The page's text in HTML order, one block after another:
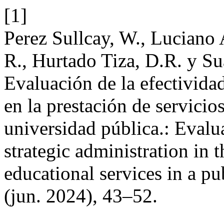
[1]
Perez Sullcay, W.,
R., Hurtado Tiza, D.R. y
Evaluación de la
en la prestación de
universidad pública.:
strategic administration in
educational services in a
(jun. 2024), 43–52.